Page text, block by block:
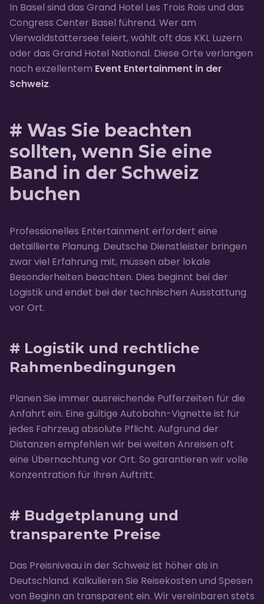
In Basel sind das Grand Hotel Les Trois Rois und das
Congress Center Basel führend. Wer am
Vierwaldstättersee feiert, wählt oft das KKL Luzern
oder das Grand Hotel National. Diese Orte verlangen
nach exzellentem Event Entertainment in der
Schweiz.
# Was Sie beachten
sollten, wenn Sie eine
Band in der Schweiz
buchen
Professionelles Entertainment erfordert eine
detaillierte Planung. Deutsche Dienstleister bringen
zwar viel Erfahrung mit, müssen aber lokale
Besonderheiten beachten. Dies beginnt bei der
Logistik und endet bei der technischen Ausstattung
vor Ort.
# Logistik und rechtliche
Rahmenbedingungen
Planen Sie immer ausreichende Pufferzeiten für die
Anfahrt ein. Eine gültige Autobahn-Vignette ist für
jedes Fahrzeug absolute Pflicht. Aufgrund der
Distanzen empfehlen wir bei weiten Anreisen oft
eine Übernachtung vor Ort. So garantieren wir volle
Konzentration für Ihren Auftritt.
# Budgetplanung und
transparente Preise
Das Preisniveau in der Schweiz ist höher als in
Deutschland. Kalkulieren Sie Reisekosten und Spesen
von Beginn an transparent ein. Wir vereinbaren stets